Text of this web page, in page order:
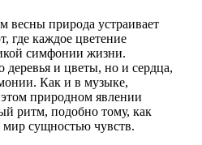
природа устраивает
где каждое цветение
симфонии жизни.
деревья и цветы, но и сердца,
Как и в музыке,
природном явлении
ритм, подобно тому, как
мир сущностью чувств.